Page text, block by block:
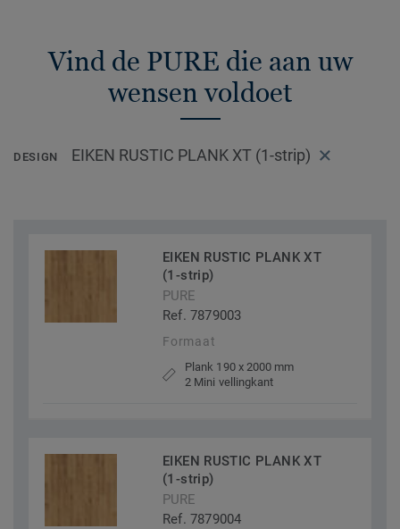
Vind de PURE die aan uw
wensen voldoet
DESIGN EIKEN RUSTIC PLANK XT (1-strip)
EIKEN RUSTIC PLANK XT
(1-strip)
PURE
Ref. 7879003
Formaat
Plank 190 x 2000 mm
2 Mini vellingkant
EIKEN RUSTIC PLANK XT
(1-strip)
PURE
Ref. 7879004